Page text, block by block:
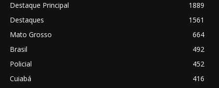
Destaque Principal
1889
Destaques
1561
Mato Grosso
664
Brasil
492
Policial
452
Cuiabá
416